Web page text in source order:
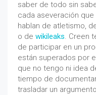
saber de todo sin
cada aseveración que
hablan de atletismo,
o de wikileaks. Creen
de participar en un
están superados por
que no tengo ni idea
tiempo de
trasladar un